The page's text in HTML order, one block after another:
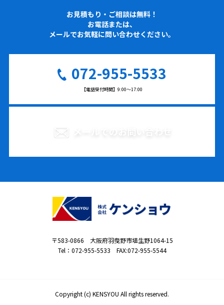
お見積もり・ご相談は無料！
お電話または、
メールでお気軽に問い合わせください。
072-955-5533
【電話受付時間】9:00〜17:00
メールでのお問い合わせ
〒583-0866 大阪府羽曳野市埴生野1064-15
Tel： 072-955-5533 FAX:072-955-5544
Copyright (c) KENSYOU All rights reserved.